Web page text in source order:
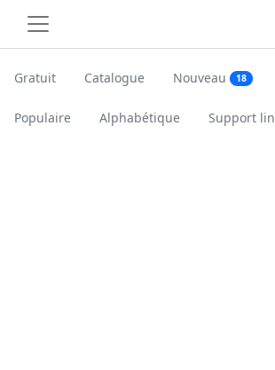
Gratuit Catalogue Nouveau 18
Populaire Alphabétique Support